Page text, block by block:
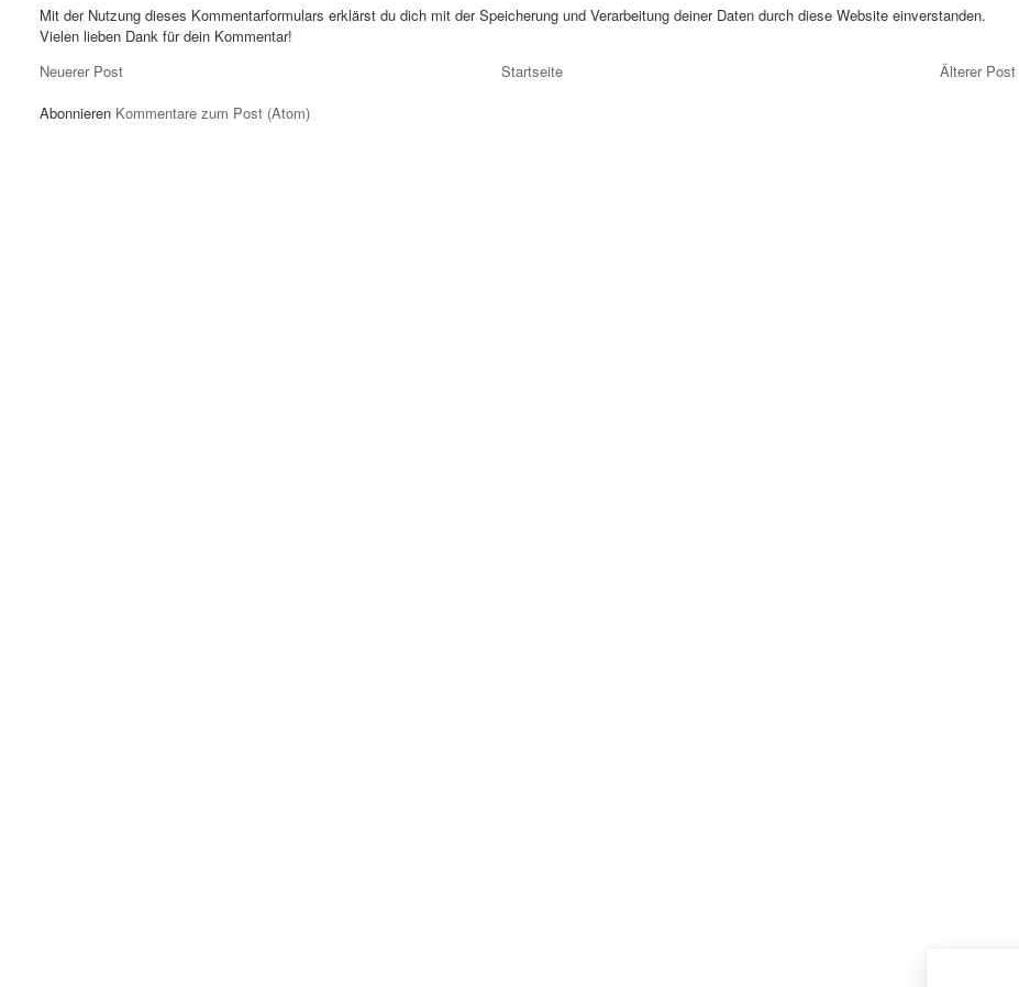
Mit der Nutzung dieses Kommentarformulars erklärst du dich mit der Speicherung und Verarbeitung deiner Daten durch diese Website einverstanden.
Vielen lieben Dank für dein Kommentar!
Neuerer Post
Älterer Post
Startseite
Abonnieren Kommentare zum Post (Atom)